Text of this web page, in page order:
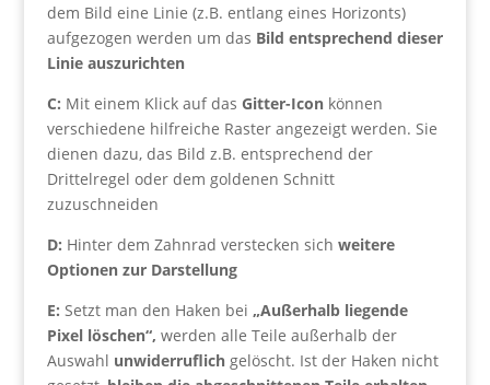
dem Bild eine Linie (z.B. entlang eines Horizonts)
aufgezogen werden um das Bild entsprechend dieser
Linie auszurichten
C: Mit einem Klick auf das Gitter-Iconkönnen
verschiedene hilfreiche Raster angezeigt werden. Sie
dienen dazu, das Bild z.B. entsprechend der
Drittelregel oder dem goldenen Schnitt
zuzuschneiden
D: Hinter dem Zahnrad verstecken sich weitere
Optionen zur Darstellung
E: Setzt man den Haken bei „Außerhalb liegende
Pixel löschen“, werden alle Teile außerhalb der
Auswahl unwiderruflichgelöscht. Ist der Haken nicht